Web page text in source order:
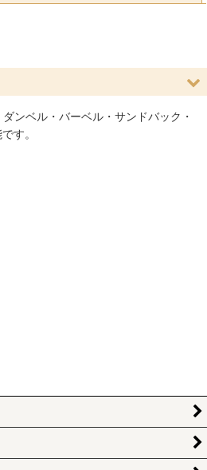
ンベル・バーベル・サンドバック・
す。